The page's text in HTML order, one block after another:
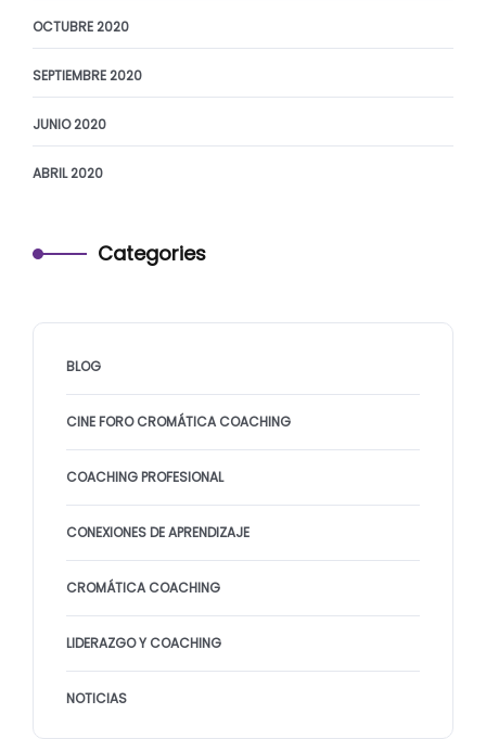
OCTUBRE 2020
SEPTIEMBRE 2020
JUNIO 2020
ABRIL 2020
Categories
BLOG
CINE FORO CROMÁTICA COACHING
COACHING PROFESIONAL
CONEXIONES DE APRENDIZAJE
CROMÁTICA COACHING
LIDERAZGO Y COACHING
NOTICIAS